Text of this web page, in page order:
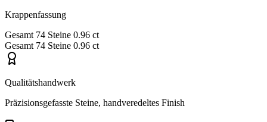
Krappenfassung
Gesamt 74 Steine 0.96 ct
Gesamt 74 Steine 0.96 ct
Qualitätshandwerk
Präzisionsgefasste Steine, handveredeltes Finish